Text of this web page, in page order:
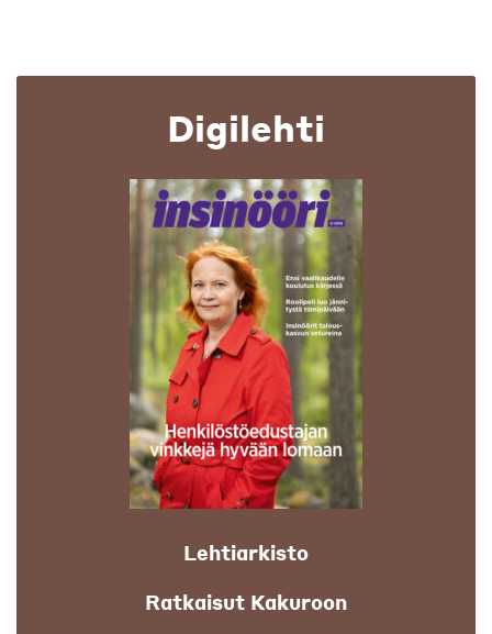
Digilehti
Lehtiarkisto
Ratkaisut Kakuroon